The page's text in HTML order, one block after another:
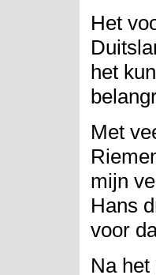
Het
het
Met
mijn
Hans
voor
Na